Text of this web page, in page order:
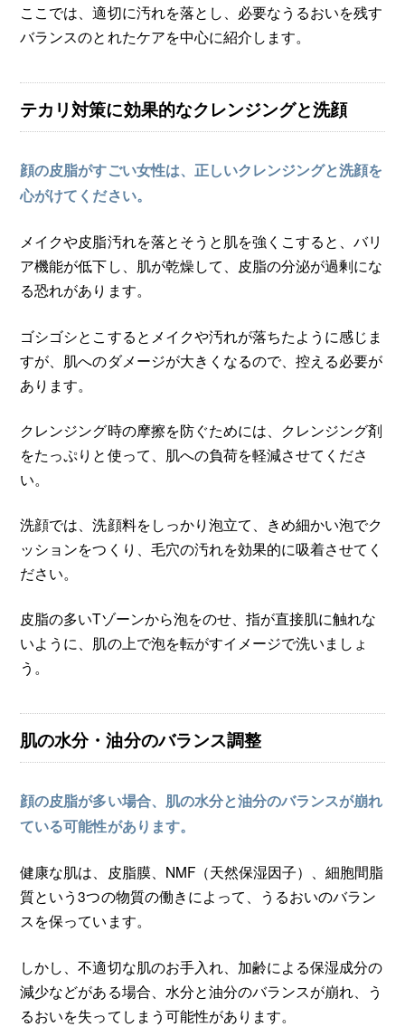
ここでは、適切に汚れを落とし、必要なうるおいを残す
バランスのとれたケアを中心に紹介します。
テカリ対策に効果的なクレンジングと洗顔
顔の皮脂がすごい女性は、正しいクレンジングと洗顔を
心がけてください。
メイクや皮脂汚れを落とそうと肌を強くこすると、バリ
ア機能が低下し、肌が乾燥して、皮脂の分泌が過剰にな
る恐れがあります。
ゴシゴシとこするとメイクや汚れが落ちたように感じま
すが、肌へのダメージが大きくなるので、控える必要が
あります。
クレンジング時の摩擦を防ぐためには、クレンジング剤
をたっぷりと使って、肌への負荷を軽減させてくださ
い。
洗顔では、洗顔料をしっかり泡立て、きめ細かい泡でク
ッションをつくり、毛穴の汚れを効果的に吸着させてく
ださい。
皮脂の多いTゾーンから泡をのせ、指が直接肌に触れな
いように、肌の上で泡を転がすイメージで洗いましょ
う。
肌の水分・油分のバランス調整
顔の皮脂が多い場合、肌の水分と油分のバランスが崩れ
ている可能性があります。
健康な肌は、皮脂膜、NMF（天然保湿因子）、細胞間脂
質という3つの物質の働きによって、うるおいのバラン
スを保っています。
しかし、不適切な肌のお手入れ、加齢による保湿成分の
減少などがある場合、水分と油分のバランスが崩れ、う
るおいを失ってしまう可能性があります。